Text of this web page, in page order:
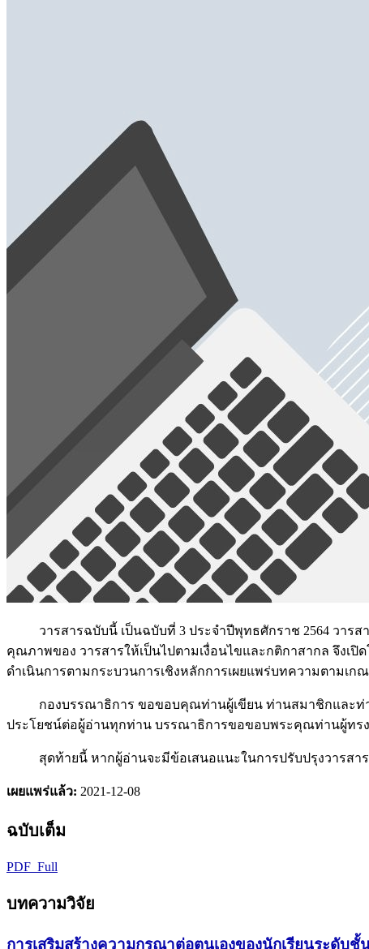
วารสารฉบับนี้ เป็นฉบับที่ 3 ประจำปีพุทธศักราช 2564 วารส
คุณภาพของ วารสารให้เป็นไปตามเงื่อนไขและกติกาสากล จึงเ
ดำเนินการตามกระบวนการเชิงหลักการเผยแพร่บทความตาม
กองบรรณาธิการ ขอขอบคุณท่านผู้เขียน ท่านสมาชิกและท่านผู้
ประโยชน์ต่อผู้อ่านทุกท่าน บรรณาธิการขอขอบพระคุณท่านผู้ท
สุดท้ายนี้ หากผู้อ่านจะมีข้อเสนอแนะในการปรับปรุงวารสา
เผยแพร่แล้ว: 2021-12-08
ฉบับเต็ม
PDF_Full
บทความวิจัย
การเสริมสร้างความกรุณาต่อตนเองของนักเรียนระดั